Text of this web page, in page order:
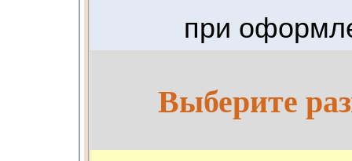
при
Выберите